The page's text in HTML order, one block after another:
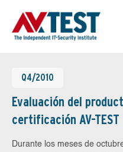
Q4/2010
Evaluación del
certificación AV-TEST
Durante los meses de